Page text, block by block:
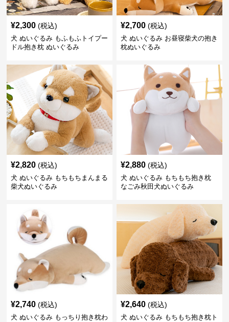
¥2,300 (税込)
犬 ぬいぐるみ もふもふトイプー
ドル抱き枕 ぬいぐるみ
¥2,700 (税込)
犬 ぬいぐるみ お昼寝柴犬の抱き
枕ぬいぐるみ
¥2,820 (税込)
犬 ぬいぐるみ もちもちまんまる
柴犬ぬいぐるみ
¥2,880 (税込)
犬 ぬいぐるみ もちもち抱き枕
なごみ秋田犬ぬいぐるみ
¥2,740 (税込)
犬 ぬいぐるみ もっちり抱き枕わ
¥2,640 (税込)
犬 ぬいぐるみ もちもち抱き枕ト